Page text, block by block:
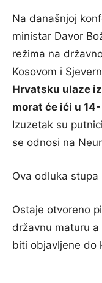
Na današnjoj
ministar Davor
režima na
Kosovom i
Hrvatsku ulaze
morat će ići u
Izuzetak su
se odnosi na
Ova odluka
Ostaje otvoreno
državnu maturu
biti objavljene do